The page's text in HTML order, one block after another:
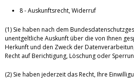
8 - Auskunftsrecht, Widerruf
(1) Sie haben nach dem
unentgeltliche Auskunft über die von Ihnen
Herkunft und den Zweck der
Recht auf Berichtigung, Löschung oder
(2) Sie haben jederzeit das Recht, Ihre